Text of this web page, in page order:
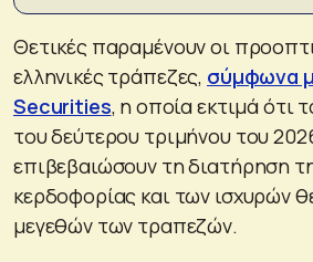
Θετικές παραμένουν οι
ελληνικές τράπεζες, σύμφωνα
Securities, η οποία εκτιμά ότι
του δεύτερου τριμήνου του
επιβεβαιώσουν τη διατήρηση
κερδοφορίας και των ισχυρών
μεγεθών των τραπεζών.